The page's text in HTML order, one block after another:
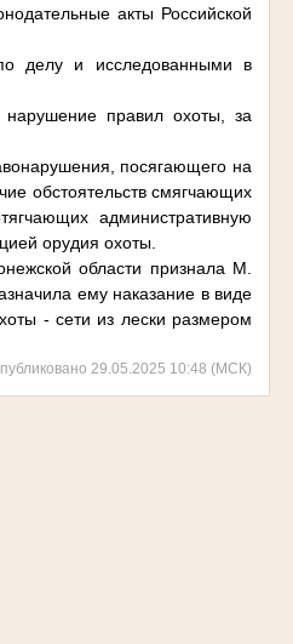
акты Российской
делу и исследованными в
правил охоты, за
посягающего на
обстоятельств смягчающих
административную
орудия охоты.
области признала М.
ему наказание в виде
- сети из лески размером
29.05.2025 10:48 (МСК)